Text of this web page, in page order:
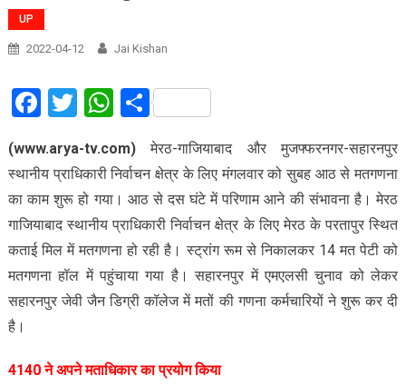
UP
2022-04-12 Jai Kishan
Facebook
Twitter
WhatsApp
Share
(www.arya-tv.com)मेरठ-गाजियाबाद और मुजफ्फरनगर-सहारनपुर
स्थानीय प्राधिकारी निर्वाचन क्षेत्र के लिए मंगलवार को सुबह आठ से मतगणना
का काम शुरू हो गया। आठ से दस घंटे में परिणाम आने की संभावना है। मेरठ
गाजियाबाद स्थानीय प्राधिकारी निर्वाचन क्षेत्र के लिए मेरठ के परतापुर स्थित
कताई मिल में मतगणना हो रही है। स्ट्रांग रूम से निकालकर 14 मत पेटी को
मतगणना हॉल में पहुंचाया गया है। सहारनपुर में एमएलसी चुनाव को लेकर
सहारनपुर जेवी जैन डिग्री कॉलेज में मतों की गणना कर्मचारियों ने शुरू कर दी
है।
4140 ने अपने मताधिकार का प्रयोग किया